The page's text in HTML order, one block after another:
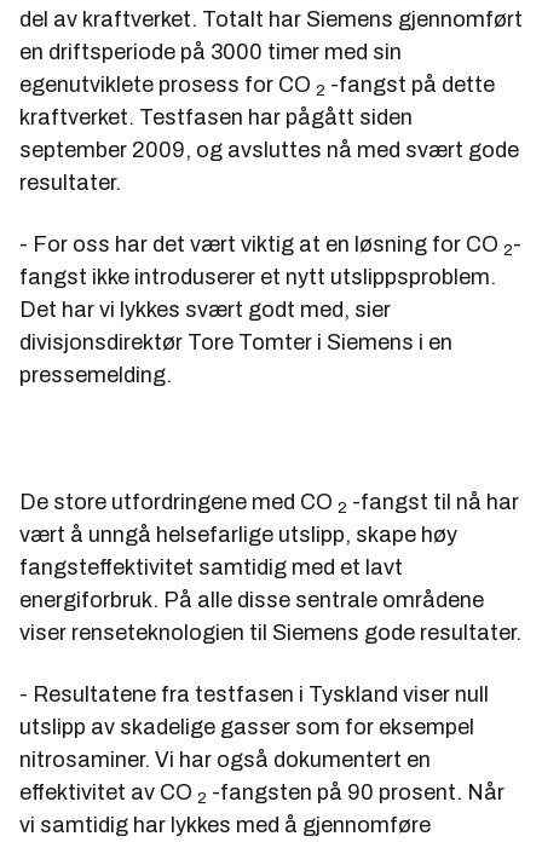
del av kraftverket. Totalt har Siemens gjennomført
en driftsperiode på 3000 timer med sin
egenutviklete prosess for CO 2 -fangst på dette
kraftverket. Testfasen har pågått siden
september 2009, og avsluttes nå med svært gode
resultater.
- For oss har det vært viktig at en løsning for CO 2-
fangst ikke introduserer et nytt utslippsproblem.
Det har vi lykkes svært godt med, sier
divisjonsdirektør Tore Tomter i Siemens i en
pressemelding.
De store utfordringene med CO 2 -fangst til nå har
vært å unngå helsefarlige utslipp, skape høy
fangsteffektivitet samtidig med et lavt
energiforbruk. På alle disse sentrale områdene
viser renseteknologien til Siemens gode resultater.
- Resultatene fra testfasen i Tyskland viser null
utslipp av skadelige gasser som for eksempel
nitrosaminer. Vi har også dokumentert en
effektivitet av CO 2 -fangsten på 90 prosent. Når
vi samtidig har lykkes med å gjennomføre